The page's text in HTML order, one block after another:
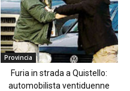
Provincia
Furia in strada a Quistello:
automobilista ventiduenne